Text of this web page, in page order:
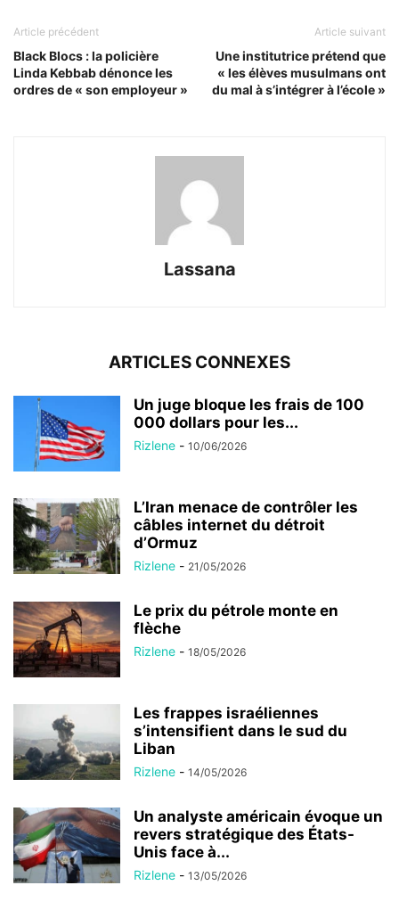
Article précédent
Black Blocs : la policière
Linda Kebbab dénonce les
ordres de « son employeur »
Article suivant
Une institutrice prétend que
« les élèves musulmans ont
du mal à s’intégrer à l’école »
Lassana
ARTICLES CONNEXES
Un juge bloque les frais de 100
000 dollars pour les...
Rizlene - 10/06/2026
L’Iran menace de contrôler les
câbles internet du détroit
d’Ormuz
Rizlene - 21/05/2026
Le prix du pétrole monte en
flèche
Rizlene - 18/05/2026
Les frappes israéliennes
s’intensifient dans le sud du
Liban
Rizlene - 14/05/2026
Un analyste américain évoque un
revers stratégique des États-
Unis face à...
Rizlene - 13/05/2026